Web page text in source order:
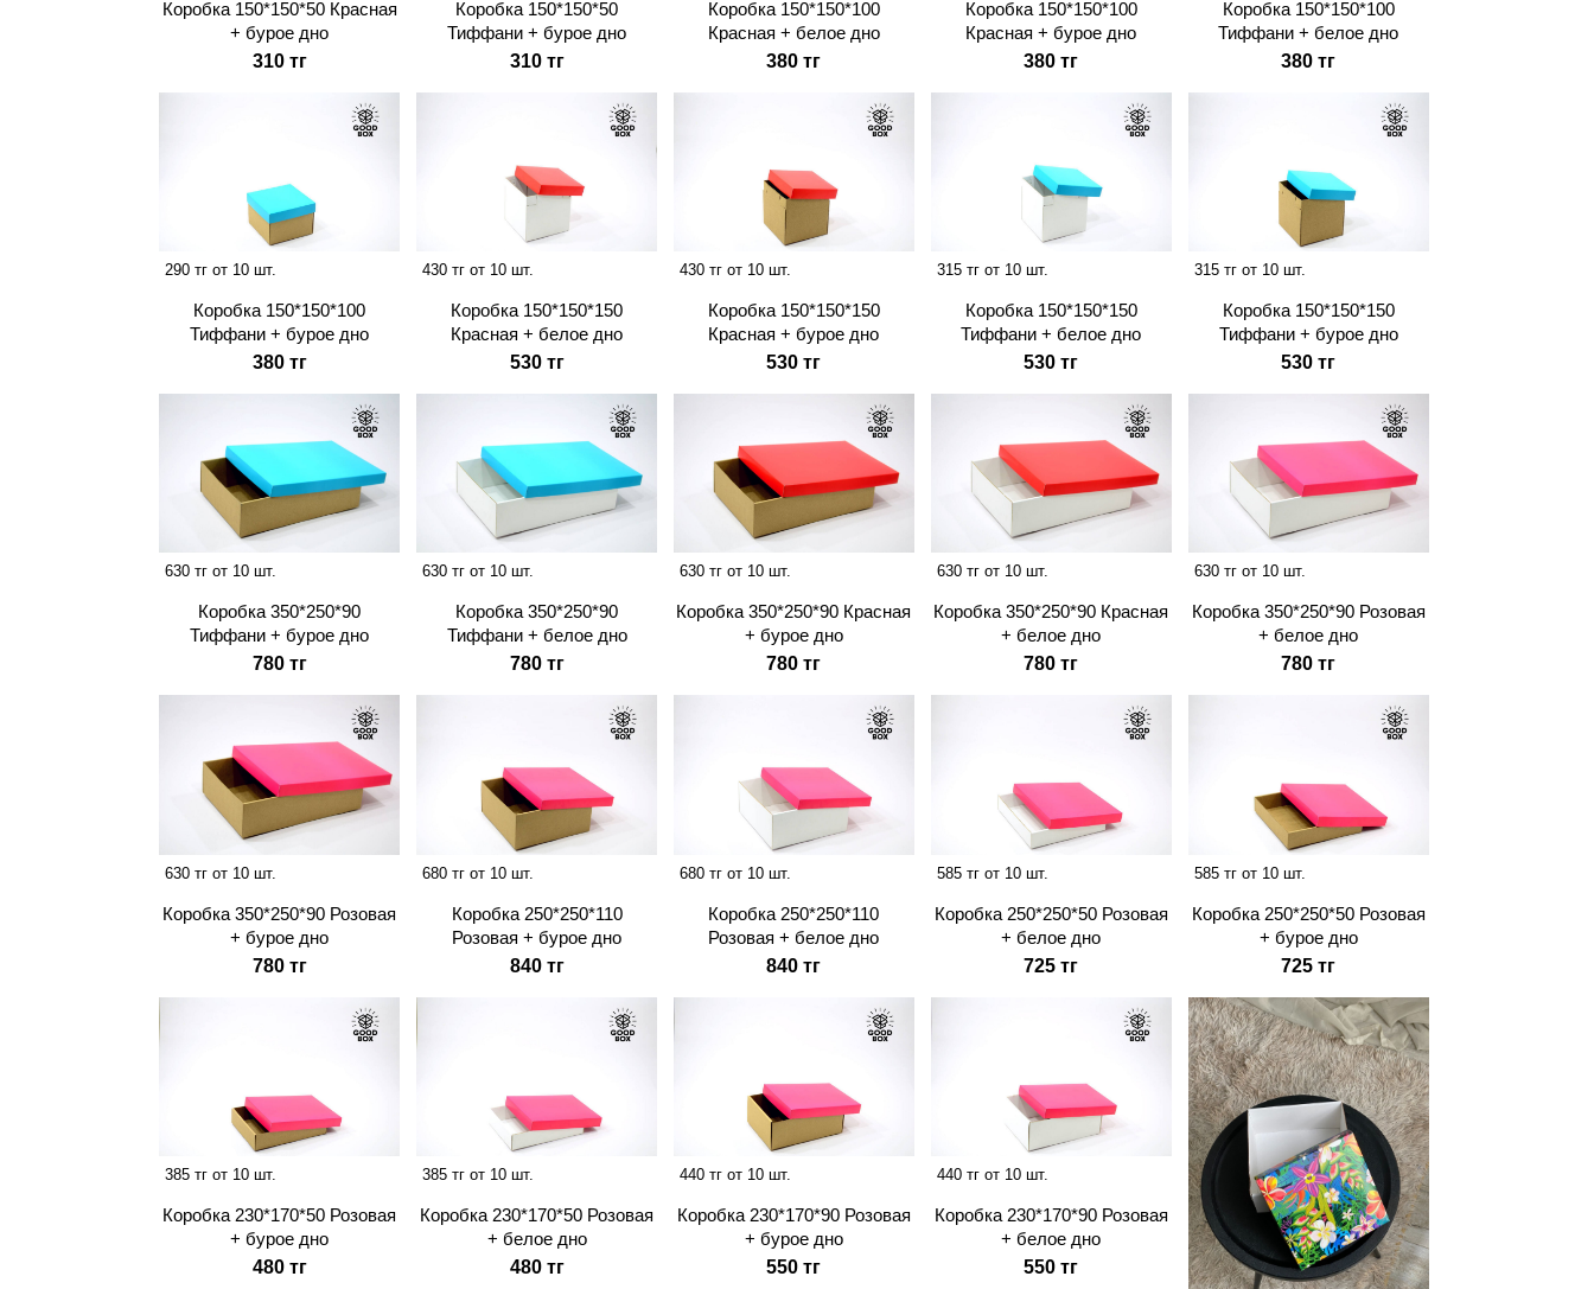
Коробка 150*150*50 Красная
+ бурое дно
310 тг
Коробка 150*150*50
Тиффани + бурое дно
310 тг
Коробка 150*150*100
Красная + белое дно
380 тг
Коробка 150*150*100
Красная + бурое дно
380 тг
Коробка 150*150*100
Тиффани + белое дно
380 тг
290 тг от 10 шт.
Коробка 150*150*100
Тиффани + бурое дно
380 тг
430 тг от 10 шт.
Коробка 150*150*150
Красная + белое дно
530 тг
430 тг от 10 шт.
Коробка 150*150*150
Красная + бурое дно
530 тг
315 тг от 10 шт.
Коробка 150*150*150
Тиффани + белое дно
530 тг
315 тг от 10 шт.
Коробка 150*150*150
Тиффани + бурое дно
530 тг
630 тг от 10 шт.
Коробка 350*250*90
Тиффани + бурое дно
780 тг
630 тг от 10 шт.
Коробка 350*250*90
Тиффани + белое дно
780 тг
630 тг от 10 шт.
Коробка 350*250*90 Красная
+ бурое дно
780 тг
630 тг от 10 шт.
Коробка 350*250*90 Красная
+ белое дно
780 тг
630 тг от 10 шт.
Коробка 350*250*90 Розовая
+ белое дно
780 тг
630 тг от 10 шт.
Коробка 350*250*90 Розовая
+ бурое дно
780 тг
680 тг от 10 шт.
Коробка 250*250*110
Розовая + бурое дно
840 тг
680 тг от 10 шт.
Коробка 250*250*110
Розовая + белое дно
840 тг
585 тг от 10 шт.
Коробка 250*250*50 Розовая
+ белое дно
725 тг
585 тг от 10 шт.
Коробка 250*250*50 Розовая
+ бурое дно
725 тг
385 тг от 10 шт.
Коробка 230*170*50 Розовая
+ бурое дно
480 тг
385 тг от 10 шт.
Коробка 230*170*50 Розовая
+ белое дно
480 тг
440 тг от 10 шт.
Коробка 230*170*90 Розовая
+ бурое дно
550 тг
440 тг от 10 шт.
Коробка 230*170*90 Розовая
+ белое дно
550 тг